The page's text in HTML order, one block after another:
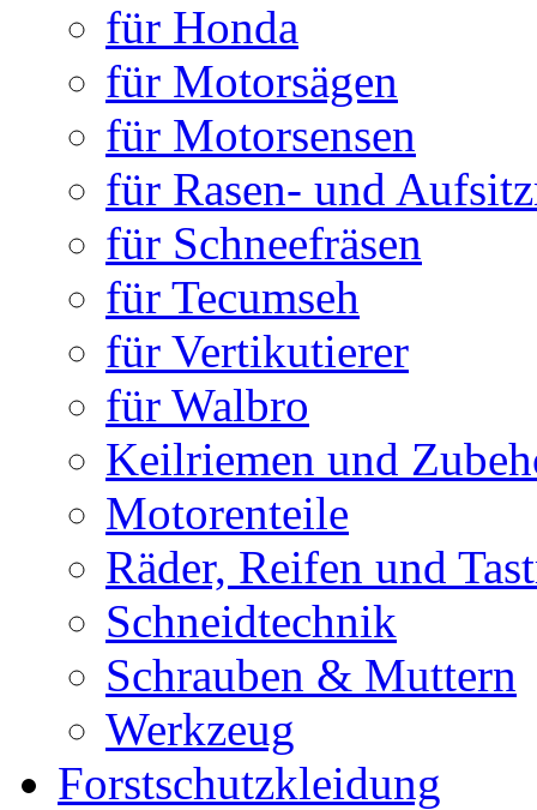
für Honda
für Motorsägen
für Motorsensen
für Rasen- und
für Schneefräsen
für Tecumseh
für Vertikutierer
für Walbro
Keilriemen und
Motorenteile
Räder, Reifen und
Schneidtechnik
Schrauben & Muttern
Werkzeug
Forstschutzkleidung